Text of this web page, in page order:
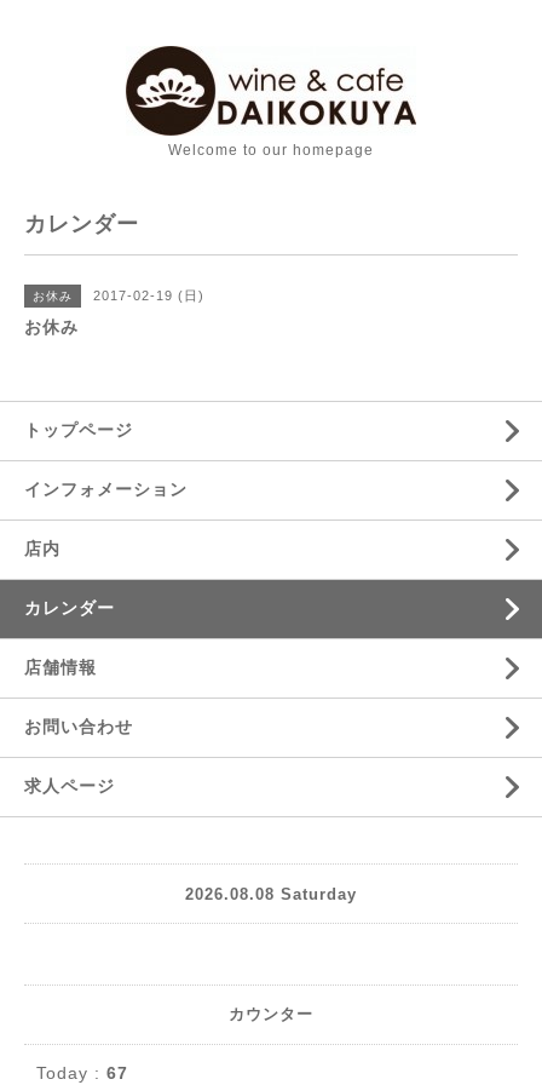
Welcome to our homepage
カレンダー
お休み 2017-02-19 (日)
お休み
トップページ
インフォメーション
店内
カレンダー
店舗情報
お問い合わせ
求人ページ
2026.08.08 Saturday
カウンター
Today : 67